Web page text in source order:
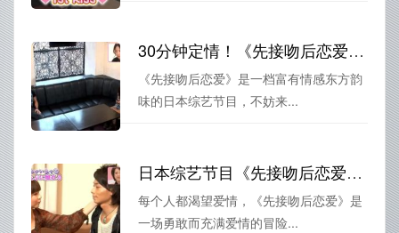
30分钟定情！《先接吻后恋爱》完整版在线观看，看如何在极短时间内体验浪漫爱情
《先接吻后恋爱》是一档富有情感东方韵
味的日本综艺节目，不妨来...
日本综艺节目《先接吻后恋爱》：爱的相遇，用接吻来告白
每个人都渴望爱情，《先接吻后恋爱》是
一场勇敢而充满爱情的冒险...